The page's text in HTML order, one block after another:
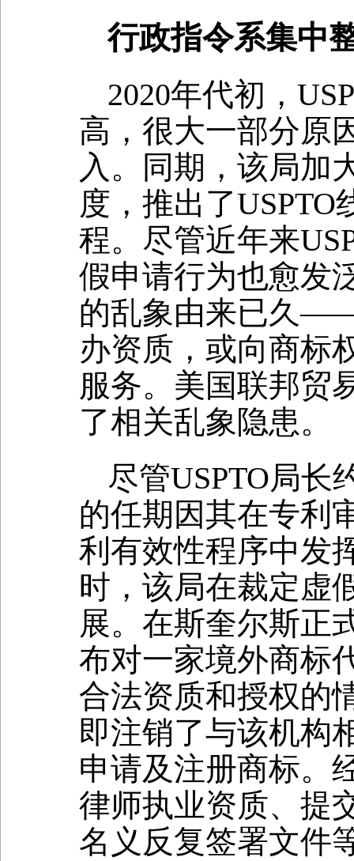
行政指令系集中
2020年代初，
高，很大一部分原
入。同期，该局加
度，推出了
程。尽管近年来
假申请行为也愈发
的乱象由来已久
办资质，或向商标
服务。美国联邦贸
了相关乱象隐患。
尽管USPTO局长
的任期因其在专利
利有效性程序中发
时，该局在裁定虚
展。在斯奎尔斯正
布对一家境外商标
合法资质和授权的
即注销了与该机构
申请及注册商标。
律师执业资质、提
名义反复签署文件